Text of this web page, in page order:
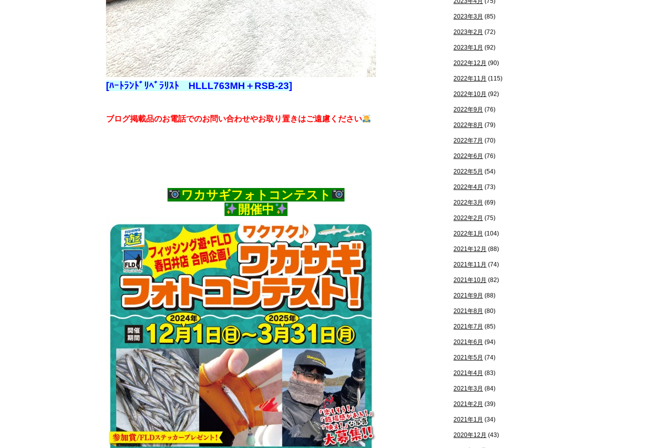
[ﾊｰﾄﾗﾝﾄﾞﾘﾍﾞﾗﾘｽﾄ HLLL763MH＋RSB-23]
ブログ掲載品のお電話でのお問い合わせやお取り置きはご遠慮ください
ワカサギフォトコンテスト
開催中
2023年3月 (85)
2023年2月 (72)
2023年1月 (92)
2022年12月 (90)
2022年11月 (115)
2022年10月 (92)
2022年9月 (76)
2022年8月 (79)
2022年7月 (70)
2022年6月 (76)
2022年5月 (54)
2022年4月 (73)
2022年3月 (69)
2022年2月 (75)
2022年1月 (104)
2021年12月 (88)
2021年11月 (74)
2021年10月 (82)
2021年9月 (88)
2021年8月 (80)
2021年7月 (85)
2021年6月 (94)
2021年5月 (74)
2021年4月 (83)
2021年3月 (84)
2021年2月 (39)
2021年1月 (34)
2020年12月 (43)